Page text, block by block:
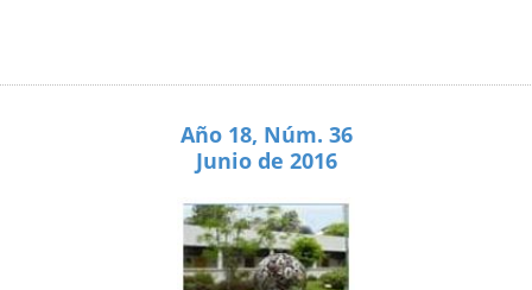
Año 18, Núm. 36
Junio de 2016